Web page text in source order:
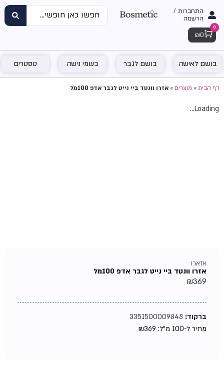
התחברות /
הרשמה
Cart
0
₪ 0
בושם לאישה בושם לגבר בשמי נישה טסטרים
דף הבית»מוצרים»אזרו וונטד ביי נייט לגבר אדפ 100מל
Loading...
אזארו
אזרו וונטד ביי נייט לגבר אדפ 100מל
₪369
ברקוד:3351500009848
מחיר ל-100 מ"ל:
₪369